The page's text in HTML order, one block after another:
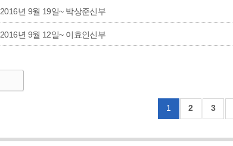
2016년 9월 19일~ 박상준신부
2016년 9월 12일~ 이효인신부
1 2 3